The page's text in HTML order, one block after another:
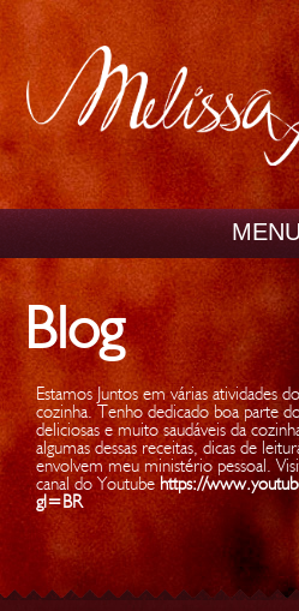
Blog
Estamos Juntos em várias atividades
cozinha. Tenho dedicado boa parte
deliciosas e muito saudáveis da
algumas dessas receitas, dicas de
envolvem meu ministério pessoal.
canal do Youtube https://
gl=BR